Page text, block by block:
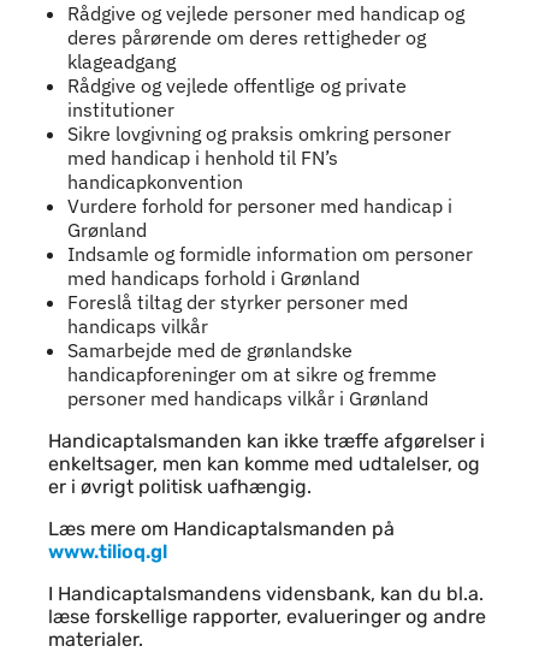
Rådgive og vejlede personer med handicap og
deres pårørende om deres rettigheder og
klageadgang
Rådgive og vejlede offentlige og private
institutioner
Sikre lovgivning og praksis omkring personer
med handicap i henhold til FN’s
handicapkonvention
Vurdere forhold for personer med handicap i
Grønland
Indsamle og formidle information om personer
med handicaps forhold i Grønland
Foreslå tiltag der styrker personer med
handicaps vilkår
Samarbejde med de grønlandske
handicapforeninger om at sikre og fremme
personer med handicaps vilkår i Grønland
Handicaptalsmanden kan ikke træffe afgørelser i
enkeltsager, men kan komme med udtalelser, og
er i øvrigt politisk uafhængig.
Læs mere om Handicaptalsmanden på
www.tilioq.gl
I Handicaptalsmandens vidensbank, kan du bl.a.
læse forskellige rapporter, evalueringer og andre
materialer.